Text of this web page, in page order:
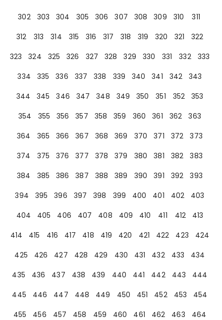
302
303 304 305 306 307 308 309 310
311
312
313 314 315 316 317 318 319 320 321
322
323
324 325 326 327 328 329 330 331 332
333
334
335 336 337 338 339 340 341 342
343
344
345 346 347 348 349 350 351 352
353
354
355 356 357 358 359 360 361 362
363
364
365 366 367 368 369 370 371 372
373
374
375 376 377 378 379 380 381 382
383
384
385 386 387 388 389 390 391 392
393
394
395 396 397 398 399 400 401 402
403
404
405 406 407 408 409 410 411 412
413
414
415 416 417 418 419 420 421 422 423
424
425
426 427 428 429 430 431 432 433
434
435
436 437 438 439 440 441 442 443
444
445
446 447 448 449 450 451 452 453
454
455
456 457 458 459 460 461 462 463
464